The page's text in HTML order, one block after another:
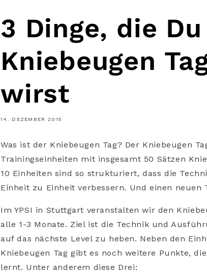
3 Dinge, die
Kniebeugen
wirst
14. DEZEMBER 2015
Was ist der Kniebeugen Tag? Der Kniebeugen
Trainingseinheiten mit insgesamt 50 Sätzen
10 Einheiten sind so strukturiert, dass die
Einheit zu Einheit verbessern. Und einen
Im YPSI in Stuttgart veranstalten wir den
alle 1-3 Monate. Ziel ist die Technik und
auf das nächste Level zu heben. Neben den
Kniebeugen Tag gibt es noch weitere Punkte,
lernt. Unter anderem diese Drei: